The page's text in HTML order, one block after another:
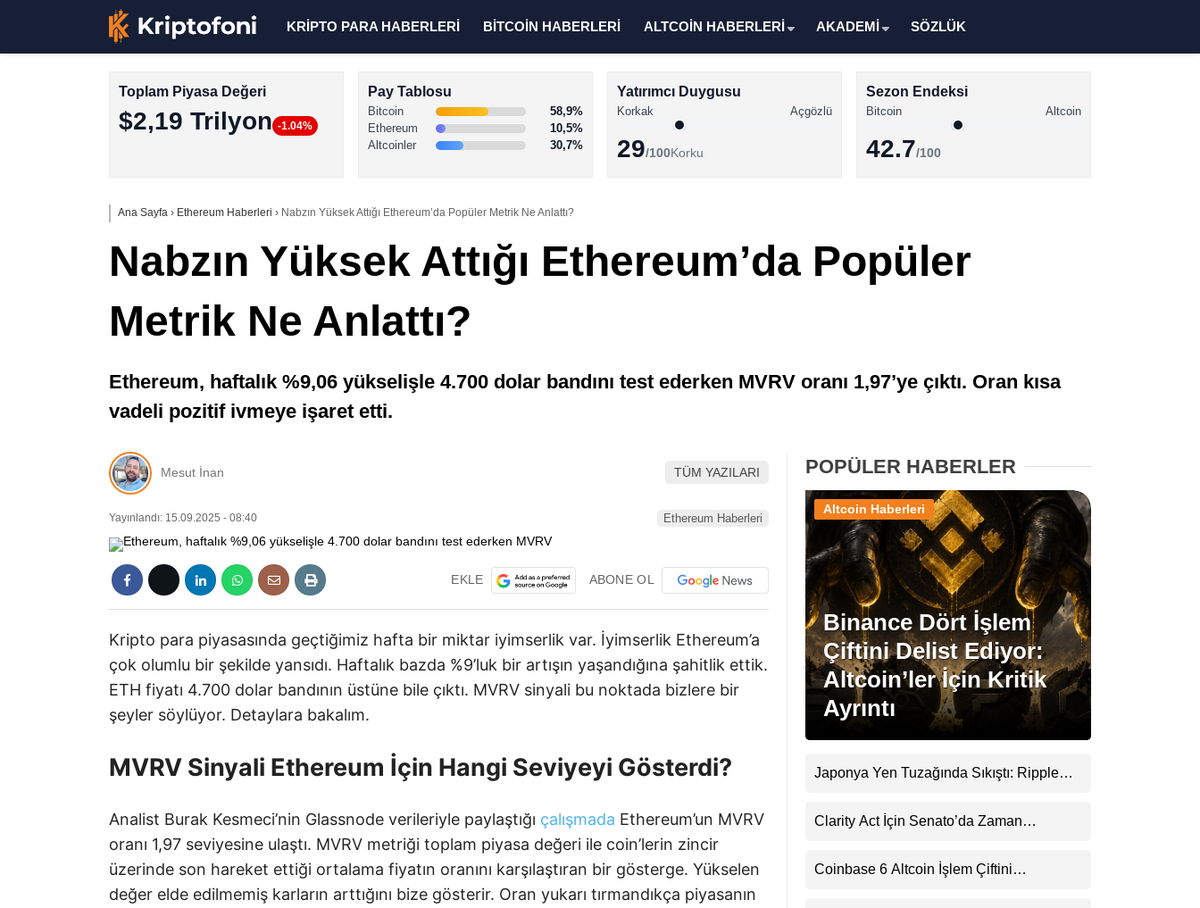
Facebook
Instagram
Youtube
TikTok
KRİPTO PARA HABERLERİ BİTCOİN HABERLERİ ALTCOİN HABERLERİ AKADEMİ SÖZLÜK
Toplam Piyasa Değeri
$2,19 Trilyon -1.04%
Pay Tablosu
Bitcoin
58,9%
Ethereum
10,5%
Altcoinler
30,7%
Yatırımcı Duygusu
Korkak Açgözlü
29/100Korku
Sezon Endeksi
Bitcoin Altcoin
42.7/100
Ana Sayfa › Ethereum Haberleri › Nabzın Yüksek Attığı Ethereum’da Popüler Metrik Ne Anlattı?
Nabzın Yüksek Attığı Ethereum’da Popüler
Metrik Ne Anlattı?
Ethereum, haftalık %9,06 yükselişle 4.700 dolar bandını test ederken MVRV oranı 1,97’ye çıktı. Oran kısa
vadeli pozitif ivmeye işaret etti.
Mesut İnan TÜM YAZILARI
Yayınlandı: 15.09.2025 - 08:40 Ethereum Haberleri
EKLE ABONE OL
Kripto para piyasasında geçtiğimiz hafta bir miktar iyimserlik var. İyimserlik Ethereum’a
çok olumlu bir şekilde yansıdı. Haftalık bazda %9’luk bir artışın yaşandığına şahitlik ettik.
ETH fiyatı 4.700 dolar bandının üstüne bile çıktı. MVRV sinyali bu noktada bizlere bir
şeyler söylüyor. Detaylara bakalım.
MVRV Sinyali Ethereum İçin Hangi Seviyeyi Gösterdi?
Analist Burak Kesmeci’nin Glassnode verileriyle paylaştığı çalışmada Ethereum’un MVRV
oranı 1,97 seviyesine ulaştı. MVRV metriği toplam piyasa değeri ile coin’lerin zincir
üzerinde son hareket ettiği ortalama fiyatın oranını karşılaştıran bir gösterge. Yükselen
değer elde edilmemiş karların arttığını bize gösterir. Oran yukarı tırmandıkça piyasanın
POPÜLER HABERLER
Binance Dört İşlem
Çiftini Delist Ediyor:
Altcoin’ler İçin Kritik
Ayrıntı
Altcoin Haberleri
Japonya Yen Tuzağında Sıkıştı: Ripple
Clarity Act İçin Senato’da Zaman
Coinbase 6 Altcoin İşlem Çiftini